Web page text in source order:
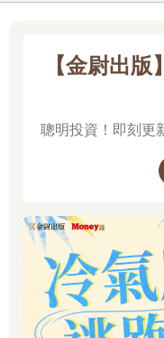
【金尉出
聰明投資！即刻更